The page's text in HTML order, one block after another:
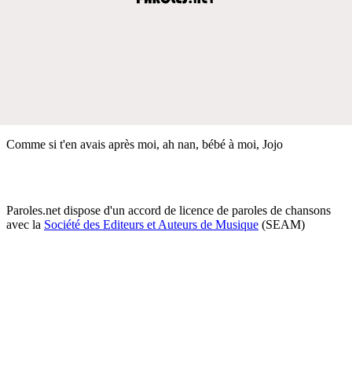
Comme si t'en avais après moi, ah nan, bébé à moi, Jojo
Paroles.net dispose d'un accord de licence de paroles de chansons
avec la Société des Editeurs et Auteurs de Musique (SEAM)